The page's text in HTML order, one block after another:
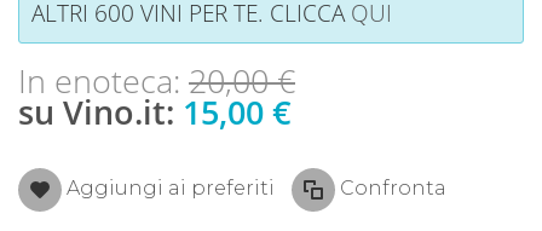
ALTRI 600 VINI PER TE. CLICCAQUI
In enoteca: 20,00 €
su Vino.it: 15,00 €
Aggiungi ai preferiti Confronta